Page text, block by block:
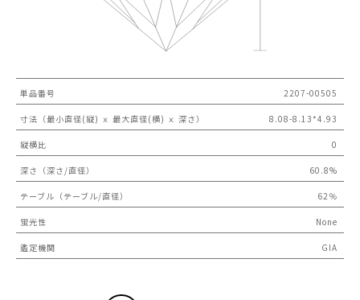
単品番号 2207-00505
寸法（最小直径(縦) ｘ 最大直径(横) ｘ 深さ） 8.08-8.13*4.93
縦横比 0
深さ（深さ/直径） 60.8%
テーブル（テーブル/直径） 62％
蛍光性 None
鑑定機関 GIA